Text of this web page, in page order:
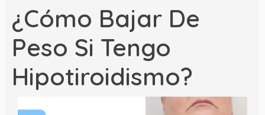
¿Cómo Bajar De
Peso Si Tengo
Hipotiroidismo?